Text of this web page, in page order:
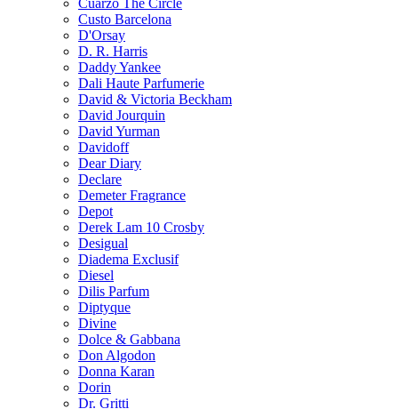
Cuarzo The Circle
Custo Barcelona
D'Orsay
D. R. Harris
Daddy Yankee
Dali Haute Parfumerie
David & Victoria Beckham
David Jourquin
David Yurman
Davidoff
Dear Diary
Declare
Demeter Fragrance
Depot
Derek Lam 10 Crosby
Desigual
Diadema Exclusif
Diesel
Dilis Parfum
Diptyque
Divine
Dolce & Gabbana
Don Algodon
Donna Karan
Dorin
Dr. Gritti